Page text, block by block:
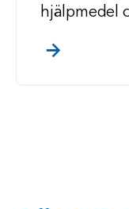
hjälpmedel
. klicka/